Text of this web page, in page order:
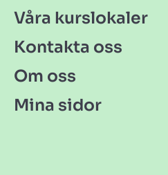
Våra kurslokaler
Kontakta oss
Om oss
Mina sidor